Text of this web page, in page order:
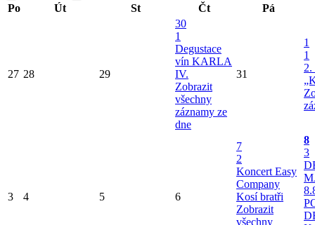
Po
Út St Čt Pá
27 28 29
30
1
Degustace
vín KARLA
IV.
Zobrazit
všechny
záznamy ze
dne
31
1
1
2.
3 4 5 6
7
2
Koncert Easy
Company
Kosí bratři
Zobrazit
všechny
8
3